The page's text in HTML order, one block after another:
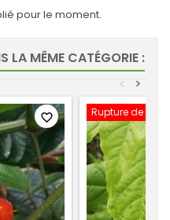
pour le moment.
LA MÊME CATÉGORIE :
>
<
favorite_border Rupture de